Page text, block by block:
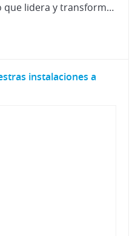
Pastor Segura, ingeniero que lidera y transforma equipos y negocios internacionales en los campos de gestión de la energía, equipamiento eléctrico y automatización industrial.
instalaciones a